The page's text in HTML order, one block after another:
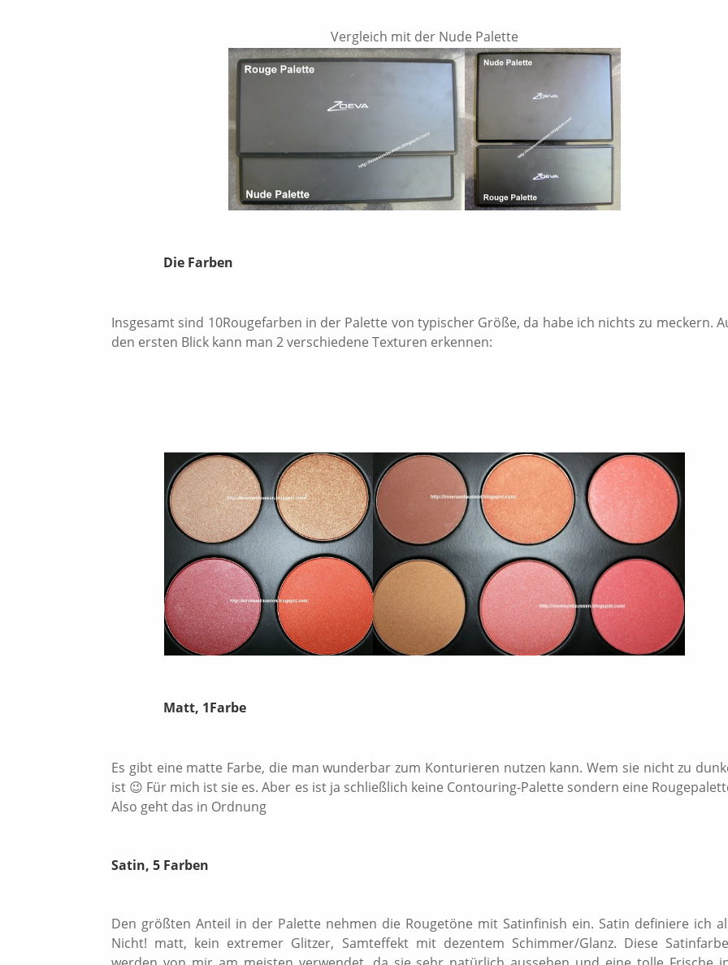
Vergleich mit der Nude Palette
Die Farben
Insgesamt sind 10Rougefarben in der Palette von typischer Größe, da habe ich nichts zu meckern.
den ersten Blick kann man 2 verschiedene Texturen erkennen:
Matt, 1Farbe
Es gibt eine matte Farbe, die man wunderbar zum Konturieren nutzen kann. Wem sie nicht zu
ist 😉 Für mich ist sie es. Aber es ist ja schließlich keine Contouring-Palette sondern eine
Also geht das in Ordnung
Satin, 5 Farben
Den größten Anteil in der Palette nehmen die Rougetöne mit Satinfinish ein. Satin definiere ich
Nicht! matt, kein extremer Glitzer, Samteffekt mit dezentem Schimmer/Glanz. Diese